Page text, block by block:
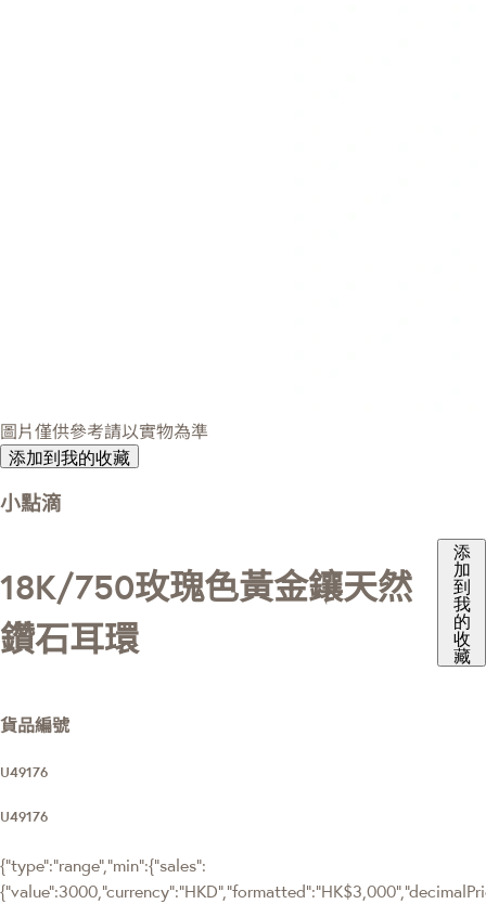
圖片僅供參考請以實物為準
添加到我的收藏
小點滴
18K/750玫瑰色黃金鑲天然
鑽石耳環
添
加
到
我
的
收
藏
貨品編號
U49176
U49176
{"type":"range","min":{"sales":